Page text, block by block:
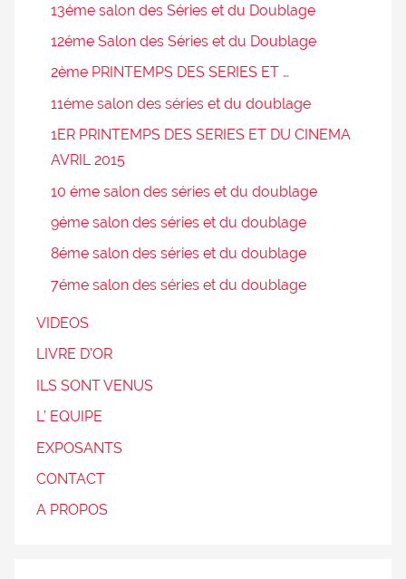
13éme salon des Séries et du Doublage
12éme Salon des Séries et du Doublage
2ème PRINTEMPS DES SERIES ET …
11éme salon des séries et du doublage
1ER PRINTEMPS DES SERIES ET DU CINEMA
AVRIL 2015
10 éme salon des séries et du doublage
9éme salon des séries et du doublage
8éme salon des séries et du doublage
7éme salon des séries et du doublage
VIDEOS
LIVRE D’OR
ILS SONT VENUS
L’ EQUIPE
EXPOSANTS
CONTACT
A PROPOS